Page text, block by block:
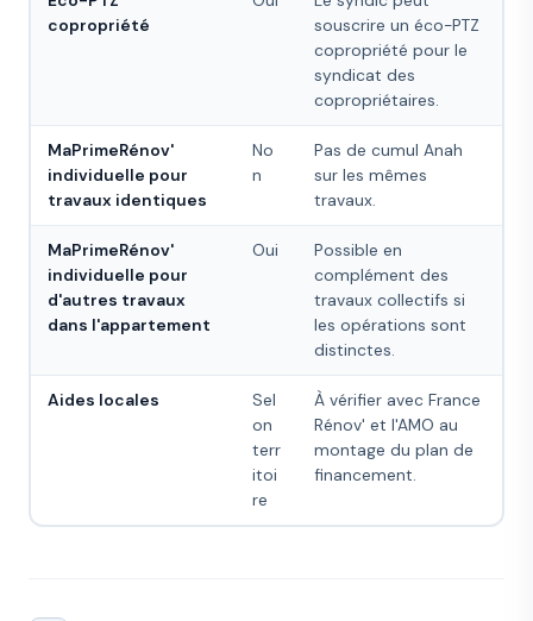
copropriété
souscrire un éco-PTZ
copropriété pour le
syndicat des
copropriétaires.
MaPrimeRénov'
individuelle pour
travaux identiques
No
n
Pas de cumul Anah
sur les mêmes
travaux.
MaPrimeRénov'
individuelle pour
d'autres travaux
dans l'appartement
Oui
Possible en
complément des
travaux collectifs si
les opérations sont
distinctes.
Aides locales
Sel
on
terr
itoi
re
À vérifier avec France
Rénov' et l'AMO au
montage du plan de
financement.